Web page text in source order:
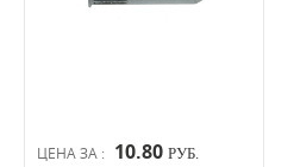
ЦЕНА ЗА : 10.80 РУБ.